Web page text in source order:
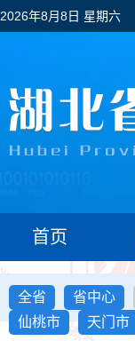
2026年8月8日 星期六
首页
全省 省中心
仙桃市
天门市